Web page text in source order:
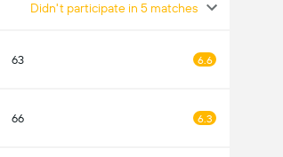
Didn't participate in 5 matches
63 6.6
66 6.3